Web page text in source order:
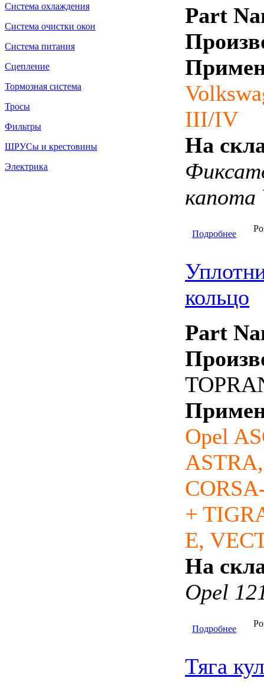
Система охлаждения
Система очистки окон
Система питания
Сцепление
Тормозная система
Тросы
Фильтры
ШРУСы и крестовины
Электрика
Part
III/IV
На
капота
Подробнее
кольцо
Part
Opel
+
E,
На
Opel
Подробнее
Тяга